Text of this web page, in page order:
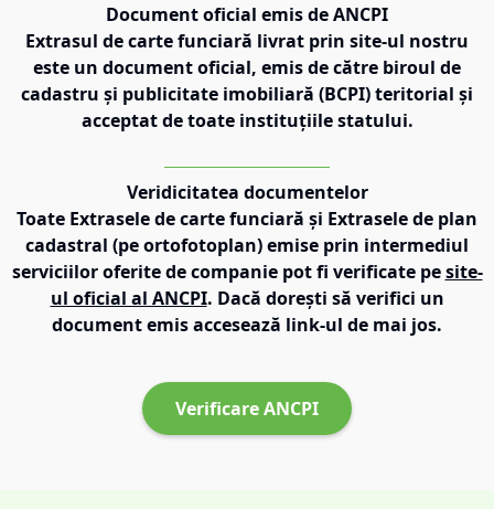
Document oficial emis de ANCPI
Extrasul de carte funciară livrat prin site-ul nostru
este un document oficial, emis de către biroul de
cadastru și publicitate imobiliară (BCPI) teritorial și
acceptat de toate instituțiile statului.
Veridicitatea documentelor
Toate Extrasele de carte funciară și Extrasele de plan
cadastral (pe ortofotoplan) emise prin intermediul
serviciilor oferite de companie pot fi verificate pe site-
ul oficial al ANCPI. Dacă dorești să verifici un
document emis accesează link-ul de mai jos.
Verificare ANCPI